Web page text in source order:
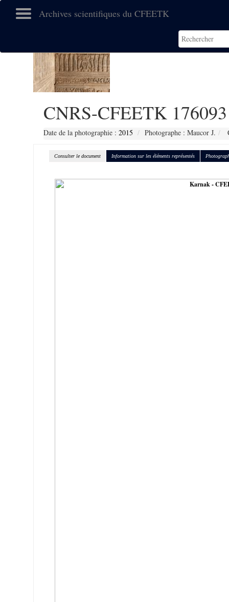
Archives scientifiques du CFEETK
CNRS-CFEETK 176093
Date de la photographie : 2015 Photographe : Maucor J.
Consulter le document Information sur les éléments représentés